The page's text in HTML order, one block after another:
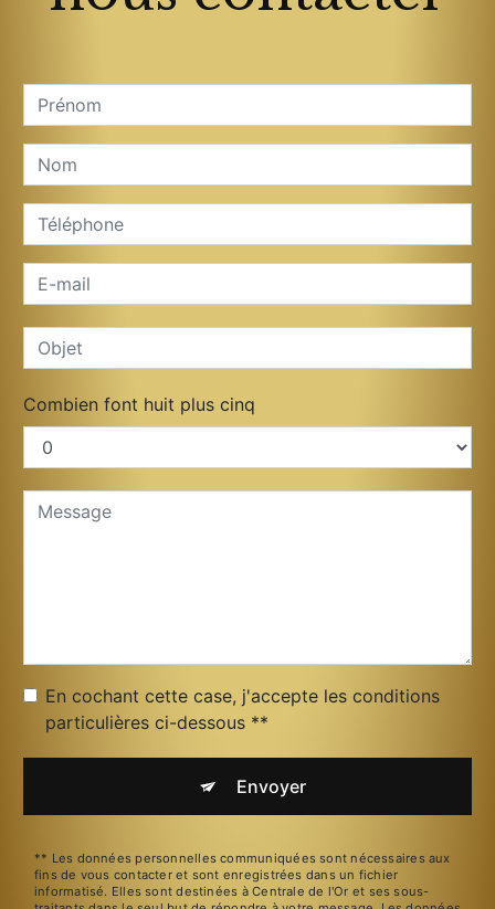
Combien font huit plus cinq
En cochant cette case, j'accepte les conditions
particulières ci-dessous **
Envoyer
** Les données personnelles communiquées sont nécessaires aux
fins de vous contacter et sont enregistrées dans un fichier
informatisé. Elles sont destinées à Centrale de l'Or et ses sous-